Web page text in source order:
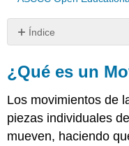
Índice
es
un
Movimiento
de
Lente?
Zoom
¿Qué es un
Los movimientos de
piezas individuales
mueven, haciendo